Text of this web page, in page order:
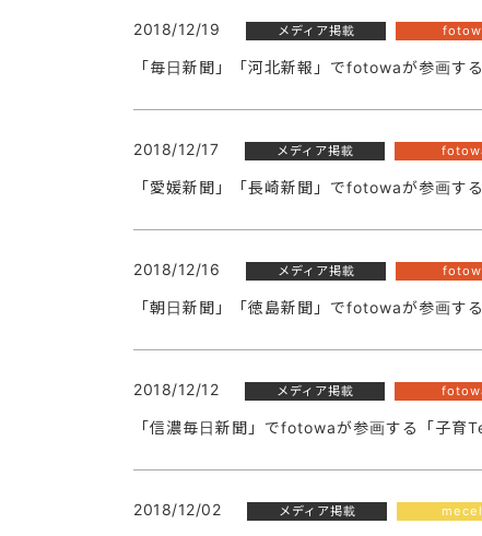
2018/12/19 メディア掲載
「毎日新聞」「河北新報」でfotowaが参画す
2018/12/17 メディア掲載
「愛媛新聞」「長崎新聞」でfotowaが参画す
2018/12/16 メディア掲載
「朝日新聞」「徳島新聞」でfotowaが参画す
2018/12/12 メディア掲載
「信濃毎日新聞」でfotowaが参画する「子育
2018/12/02 メディア掲載